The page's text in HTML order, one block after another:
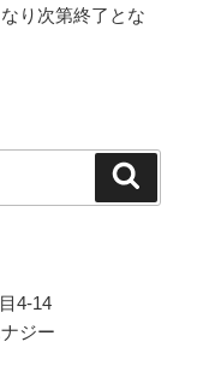
り次第終了とな
4-14
ジー